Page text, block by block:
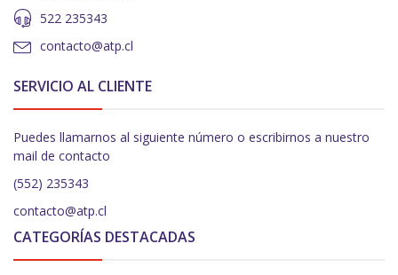
522 235343
contacto@atp.cl
SERVICIO AL CLIENTE
Puedes llamarnos al siguiente número o escribirnos a nuestro
mail de contacto
(552) 235343
contacto@atp.cl
CATEGORÍAS DESTACADAS